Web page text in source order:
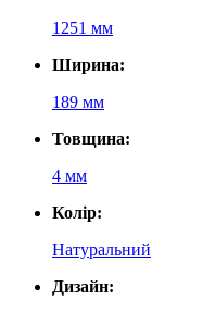
1251 мм
Ширина:
189 мм
Товщина:
4 мм
Колір:
Натуральний
Дизайн: